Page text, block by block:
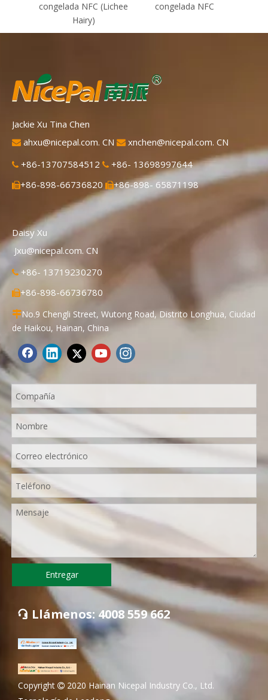
congelada NFC (Lichee
Hairy)
congelada NFC
Jackie Xu Tina Chen
 ahxu@nicepal.com. CN  xnchen@nicepal.com. CN
 +86-13707584512  +86- 13698997644
+86-898-66736820 +86-898- 65871198
Daisy Xu
Jxu@nicepal.com. CN
 +86- 13719230270
+86-898-66736780
No.9 Chengli Street, Wutong Road, Distrito Longhua, Ciudad
de Haikou, Hainan, China
Entregar
 Llámenos: 4008 559 662
Copyright  2020 Hainan Nicepal Industry Co., Ltd.